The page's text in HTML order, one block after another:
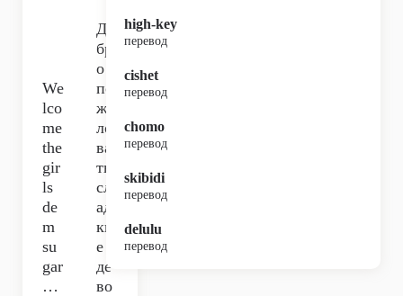
We
lco
me
the
gir
ls
de
m
su
gar
…
До
бр
о
по
жа
ло
ва
ть,
сл
ад
ки
е
де
во
high-key
перевод
cishet
перевод
chomo
перевод
skibidi
перевод
delulu
перевод